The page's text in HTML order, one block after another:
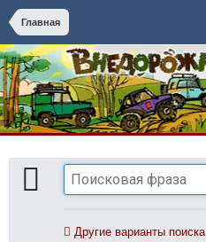
Главная
Другие варианты поиска